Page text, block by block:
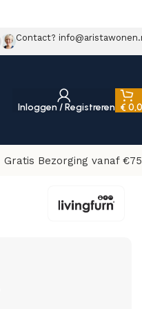
Contact?
Inloggen / Registreren €
Gratis Bezorging vanaf